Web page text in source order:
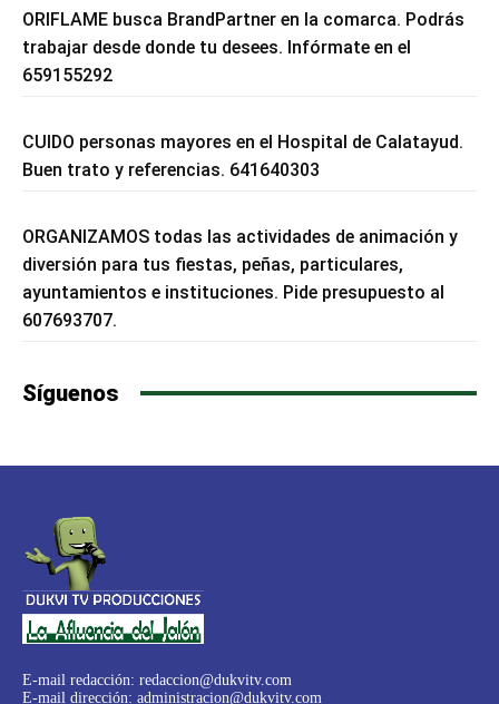
ORIFLAME busca BrandPartner en la comarca. Podrás
trabajar desde donde tu desees. Infórmate en el
659155292
CUIDO personas mayores en el Hospital de Calatayud.
Buen trato y referencias. 641640303
ORGANIZAMOS todas las actividades de animación y
diversión para tus fiestas, peñas, particulares,
ayuntamientos e instituciones. Pide presupuesto al
607693707.
Síguenos
E-mail redacción: redaccion@dukvitv.com
E-mail dirección: administracion@dukvitv.com